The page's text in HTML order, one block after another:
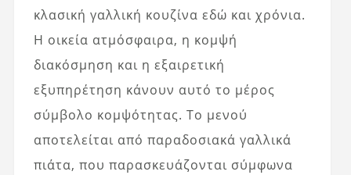
κλασική γαλλική κουζίνα εδώ και χρόνια.
Η οικεία ατμόσφαιρα, η κομψή
διακόσμηση και η εξαιρετική
εξυπηρέτηση κάνουν αυτό το μέρος
σύμβολο κομψότητας. Το μενού
αποτελείται από παραδοσιακά γαλλικά
πιάτα, που παρασκευάζονται σύμφωνα